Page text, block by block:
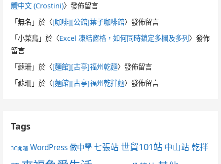
體中文 (Crostini)〉發佈留言
「無名 」於〈[咖啡][公館]葉子咖啡館〉發佈留言
「小菜鳥 」於〈Excel 凍結窗格，如何同時鎖定多欄及多列〉發佈
留言
「蘇珊 」於〈[麵館][古亭]福州乾麵〉發佈留言
「蘇珊 」於〈[麵館][古亭]福州乾拌麵〉發佈留言
Tags
3C開箱 WordPress 做中學 七張站 世貿101站 中山站 乾拌